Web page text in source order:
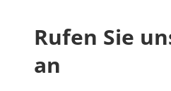
Rufen Sie
an